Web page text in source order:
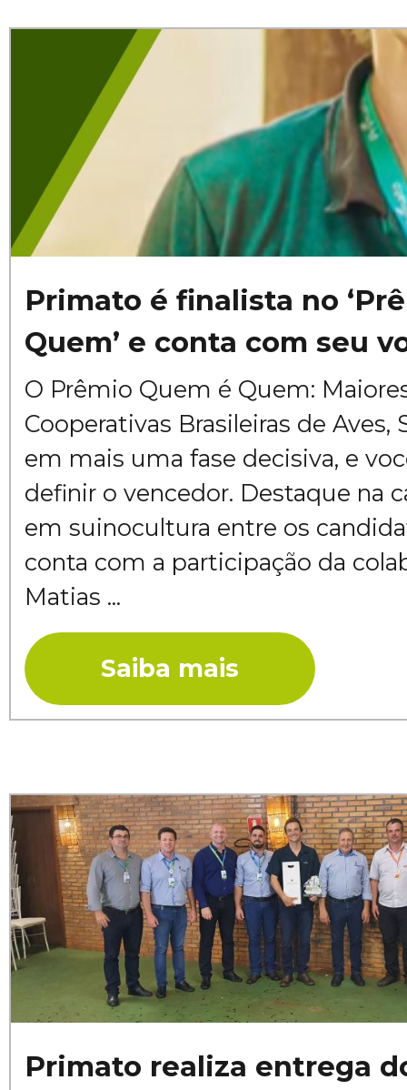
Primato é finalista no
Quem’ e conta com seu
O Prêmio Quem é Quem:
Cooperativas Brasileiras de Aves,
em mais uma fase decisiva, e
definir o vencedor. Destaque na
em suinocultura entre os
conta com a participação da
Matias ...
Saiba mais
Primato realiza entrega